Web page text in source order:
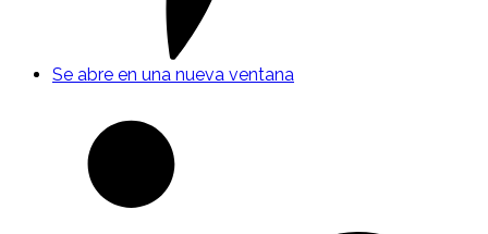
Se abre en una nueva ventana